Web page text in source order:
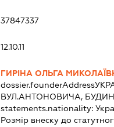
37847337
12.10.11
ГИРІНА ОЛЬГА
dossier.founderAddress
ВУЛ.АНТОНОВИЧА,
statements.nationality:
Розмір внеску до